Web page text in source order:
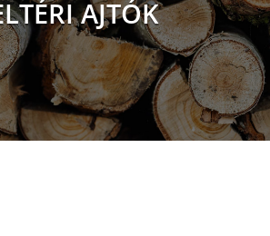
AJTÓK